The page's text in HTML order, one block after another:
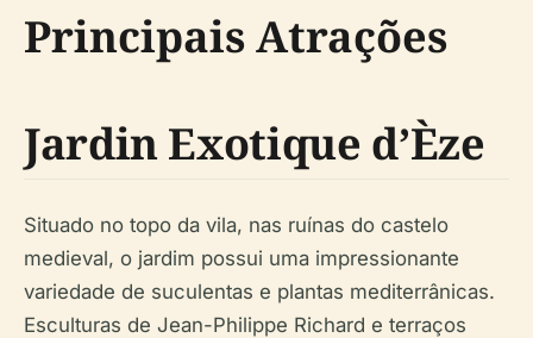
Principais Atrações
Jardin Exotique d’Èze
Situado no topo da vila, nas ruínas do castelo
medieval, o jardim possui uma impressionante
variedade de suculentas e plantas mediterrânicas.
Esculturas de Jean-Philippe Richard e terraços